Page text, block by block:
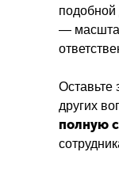
подобной
—
Оставьте
других
полную